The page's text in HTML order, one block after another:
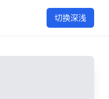
切换深浅